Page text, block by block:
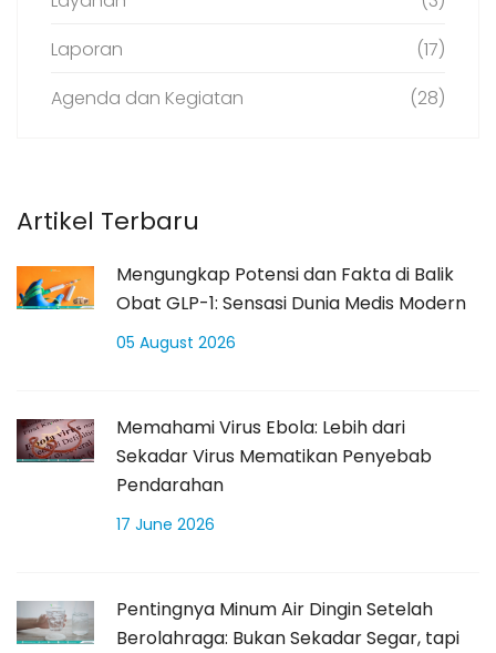
Laporan
(17)
Agenda dan Kegiatan
(28)
Artikel Terbaru
Mengungkap Potensi dan Fakta di Balik
Obat GLP-1: Sensasi Dunia Medis Modern
05 August 2026
Memahami Virus Ebola: Lebih dari
Sekadar Virus Mematikan Penyebab
Pendarahan
17 June 2026
Pentingnya Minum Air Dingin Setelah
Berolahraga: Bukan Sekadar Segar, tapi